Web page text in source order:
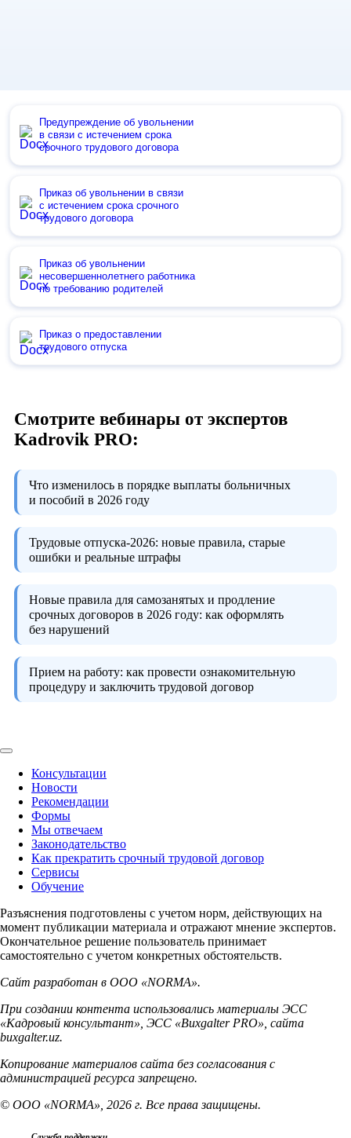
Предупреждение об увольнении
в связи с истечением срока
срочного трудового договора
Приказ об увольнении в связи
с истечением срока срочного
трудового договора
Приказ об увольнении
несовершеннолетнего работника
по требованию родителей
Приказ о предоставлении
трудового отпуска
Смотрите вебинары от экспертов
Kadrovik PRO:
Что изменилось в порядке выплаты больничных
и пособий в 2026 году
Трудовые отпуска-2026: новые правила, старые
ошибки и реальные штрафы
Новые правила для самозанятых и продление
срочных договоров в 2026 году: как оформлять
без нарушений
Прием на работу: как провести ознакомительную
процедуру и заключить трудовой договор
Консультации
Новости
Рекомендации
Формы
Мы отвечаем
Законодательство
Как прекратить срочный трудовой договор
Сервисы
Обучение
Разъяснения подготовлены с учетом норм, действующих на
момент публикации материала и отражают мнение экспертов.
Окончательное решение пользователь принимает
самостоятельно с учетом конкретных обстоятельств.
Сайт разработан в ООО «NORMA».
При создании контента использовались материалы ЭСС
«Кадровый консультант», ЭСС «Buxgalter PRO», сайта
buxgalter.uz.
Копирование материалов сайта без согласования с
администрацией ресурса запрещено.
© ООО «NORMA», 2026 г. Все права защищены.